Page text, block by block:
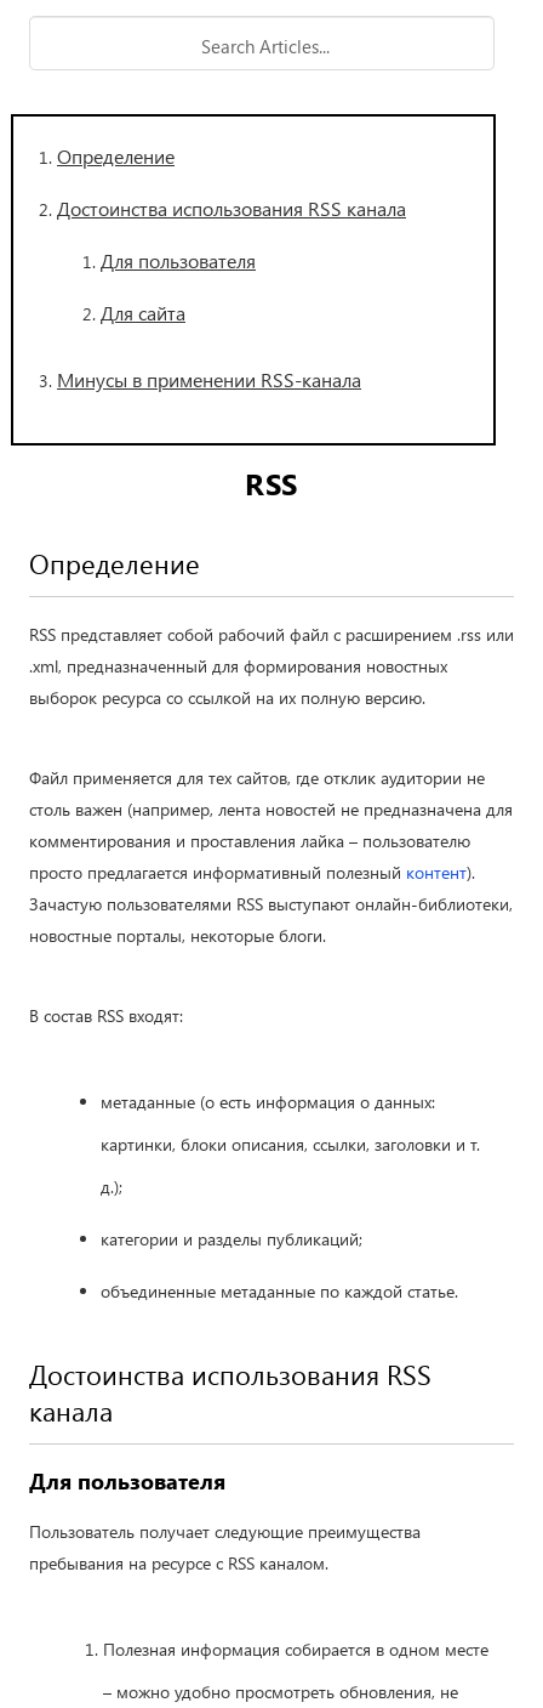
Определение
Достоинства использования RSS канала
Для пользователя
Для сайта
Минусы в применении RSS-канала
RSS
Определение
RSS представляет собой рабочий файл с расширением .rss или
.xml, предназначенный для формирования новостных
выборок ресурса со ссылкой на их полную версию.
Файл применяется для тех сайтов, где отклик аудитории не
столь важен (например, лента новостей не предназначена для
комментирования и проставления лайка – пользователю
просто предлагается информативный полезный контент).
Зачастую пользователями RSS выступают онлайн-библиотеки,
новостные порталы, некоторые блоги.
В состав RSS входят:
метаданные (о есть информация о данных:
картинки, блоки описания, ссылки, заголовки и т.
д.);
категории и разделы публикаций;
объединенные метаданные по каждой статье.
Достоинства использования RSS
канала
Для пользователя
Пользователь получает следующие преимущества
пребывания на ресурсе с RSS каналом.
Полезная информация собирается в одном месте
– можно удобно просмотреть обновления, не